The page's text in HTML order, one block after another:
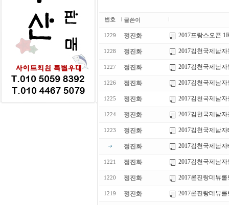
번호 글쓴이
1229 정진화 2017프랑스오픈
1228 정진화 2017김천국제남
1227 정진화 2017김천국제남
1226 정진화 2017김천국제남
1225 정진화 2017김천국제남
1224 정진화 2017김천국제남
1223 정진화 2017김천국제남
정진화 2017김천국제남
1221 정진화 2017김천국제남
1220 정진화 2017론진랑데뷰
1219 정진화 2017론진랑데뷰